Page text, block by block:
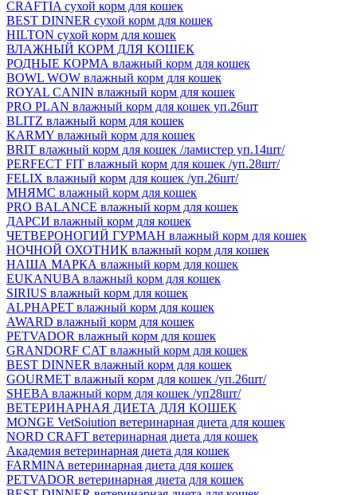
CRAFTIA сухой корм для кошек
BEST DINNER сухой корм для кошек
HILTON сухой корм для кошек
ВЛАЖНЫЙ КОРМ ДЛЯ КОШЕК
РОДНЫЕ КОРМА влажный корм для кошек
BOWL WOW влажный корм для кошек
ROYAL CANIN влажный корм для кошек
PRO PLAN влажный корм для кошек уп.26шт
BLITZ влажный корм для кошек
KARMY влажный корм для кошек
BRIT влажный корм для кошек /ламистер уп.14шт/
PERFECT FIT влажный корм для кошек /уп.28шт/
FELIX влажный корм для кошек /уп.26шт/
МНЯМС влажный корм для кошек
PRO BALANCE влажный корм для кошек
ДАРСИ влажный корм для кошек
ЧЕТВЕРОНОГИЙ ГУРМАН влажный корм для кошек
НОЧНОЙ ОХОТНИК влажный корм для кошек
НАША МАРКА влажный корм для кошек
EUKANUBA влажный корм для кошек
SIRIUS влажный корм для кошек
ALPHAPET влажный корм для кошек
AWARD влажный корм для кошек
PETVADOR влажный корм для кошек
GRANDORF CAT влажный корм для кошек
BEST DINNER влажный корм для кошек
GOURMET влажный корм для кошек /уп.26шт/
SHEBA влажный корм для кошек /уп28шт/
ВЕТЕРИНАРНАЯ ДИЕТА ДЛЯ КОШЕК
MONGE VetSoiution ветеринарная диета для кошек
NORD CRAFT ветеринарная диета для кошек
Академия ветеринарная диета для кошек
FARMINA ветеринарная диета для кошек
PETVADOR ветеринарная диета для кошек